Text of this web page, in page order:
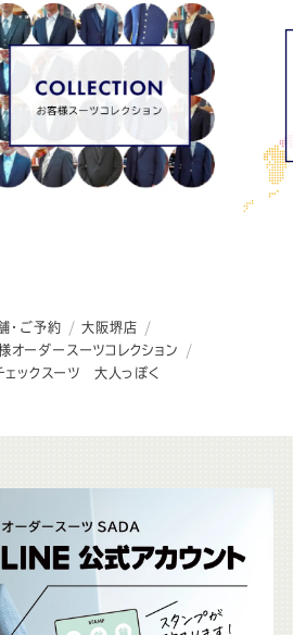
ースーツSADAのトップページ
・ご予約
大阪堺店
オーダースーツコレクション
ェックスーツ 大人っぽく